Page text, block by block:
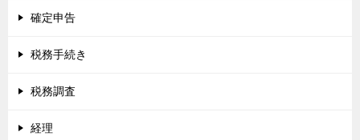
確定申告
税務手続き
税務調査
経理